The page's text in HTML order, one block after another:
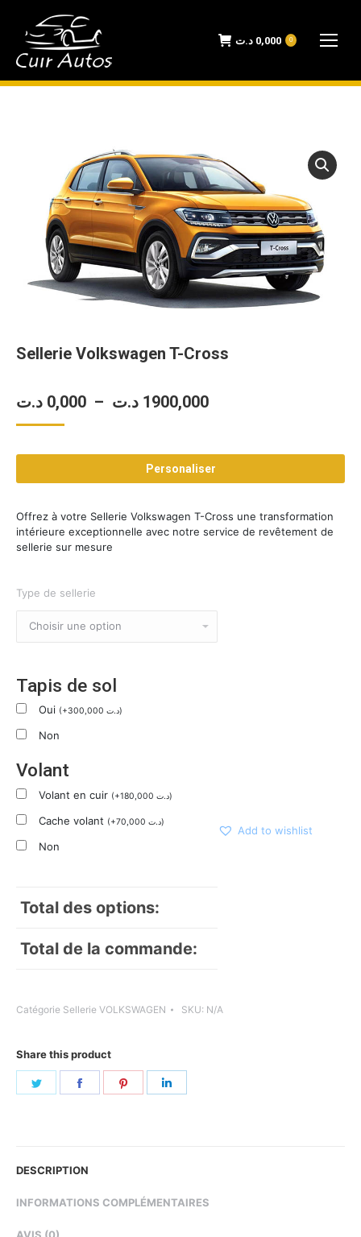
0,000 د.ت 0
Sellerie Volkswagen T-Cross
0,000 د.ت – 1900,000 د.ت
Plage
prix :
0,000 د.ت
1900,000 د.ت
Personaliser
Offrez à votre Sellerie Volkswagen T-Cross une transformation
intérieure exceptionnelle avec notre service de revêtement de
sellerie sur mesure
Type de sellerie
Tapis de sol
Oui (+300,000 د.ت)
Non
Volant
Volant en cuir (+180,000 د.ت)
Cache volant (+70,000 د.ت)
Non
Total des options:
Total de la commande:
Add to wishlist
Catégorie Sellerie VOLKSWAGEN SKU: N/A
Share this product
Share
Share
DESCRIPTION
INFORMATIONS COMPLÉMENTAIRES